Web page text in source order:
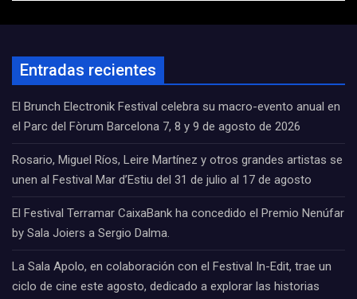
Entradas recientes
El Brunch Electronik Festival celebra su macro-evento anual en
el Parc del Fòrum Barcelona 7, 8 y 9 de agosto de 2026
Rosario, Miguel Ríos, Leire Martínez y otros grandes artistas se
unen al Festival Mar d’Estiu del 31 de julio al 17 de agosto
El Festival Terramar CaixaBank ha concedido el Premio Nenúfar
by Sala Joiers a Sergio Dalma.
La Sala Apolo, en colaboración con el Festival In-Edit, trae un
ciclo de cine este agosto, dedicado a explorar las historias